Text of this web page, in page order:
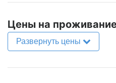
Цены на
Развернуть цены